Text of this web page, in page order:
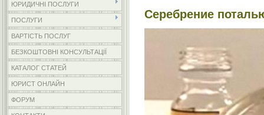
ЮРИДИЧНІ ПОСЛУГИ
ПОСЛУГИ
ВАРТІСТЬ ПОСЛУГ
БЕЗКОШТОВНІ КОНСУЛЬТАЦІЇ
КАТАЛОГ СТАТЕЙ
ЮРИСТ ОНЛАЙН
ФОРУМ
Серебрение